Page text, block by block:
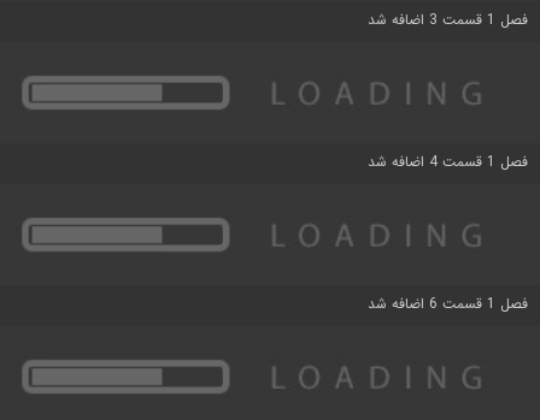
فصل 1 قسمت 3 اضافه شد
فصل 1 قسمت 4 اضافه شد
فصل 1 قسمت 6 اضافه شد